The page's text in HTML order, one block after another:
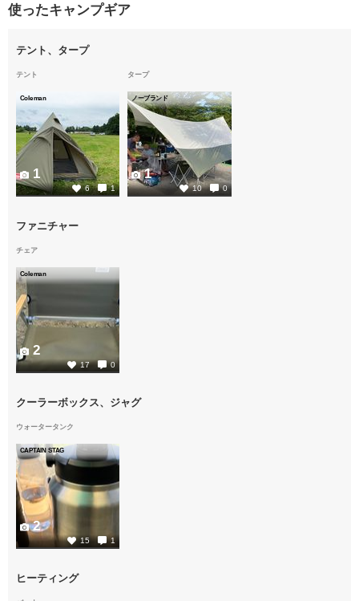
使ったキャンプギア
テント、タープ
テント
Coleman
6 1
1
タープ
ノーブランド
10 0
1
ファニチャー
チェア
Coleman
17 0
2
クーラーボックス、ジャグ
ウォータータンク
CAPTAIN STAG
15 1
2
ヒーティング